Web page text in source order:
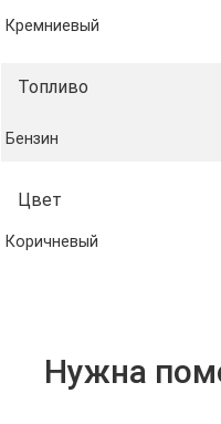
Кремниевый
Топливо
Бензин
Цвет
Коричневый
Нужна